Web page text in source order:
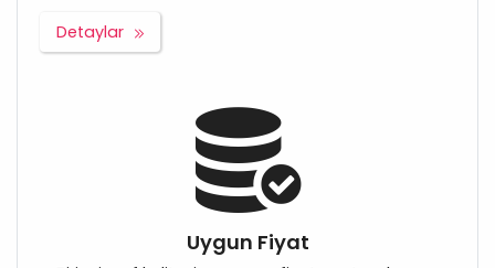
Detaylar
Uygun Fiyat